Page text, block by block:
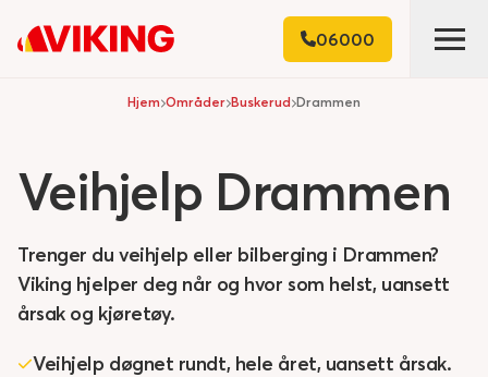
06000
Hjem Områder Buskerud Drammen
Veihjelp Drammen
Trenger du veihjelp eller bilberging i Drammen?
Viking hjelper deg når og hvor som helst, uansett
årsak og kjøretøy.
Veihjelp døgnet rundt, hele året, uansett årsak.